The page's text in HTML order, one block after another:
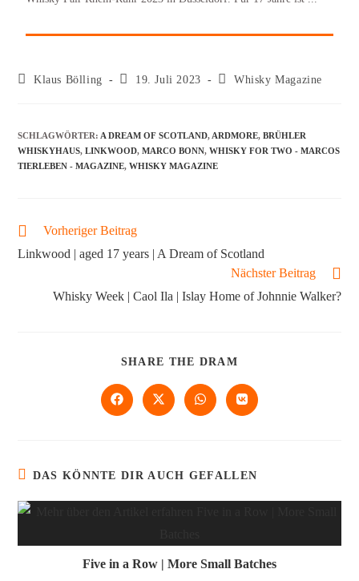
Klaus Bölling 19. Juli 2023 Whisky Magazine
SCHLAGWÖRTER: A DREAM OF SCOTLAND, ARDMORE, BRÜHLER
WHISKYHAUS, LINKWOOD, MARCO BONN, WHISKY FOR TWO - MARCOS
TIERLEBEN - MAGAZINE, WHISKY MAGAZINE
Vorheriger Beitrag
Linkwood | aged 17 years | A Dream of Scotland
Nächster Beitrag
Whisky Week | Caol Ila | Islay Home of Johnnie Walker?
SHARE THE DRAM
DAS KÖNNTE DIR AUCH GEFALLEN
Five in a Row | More Small Batches